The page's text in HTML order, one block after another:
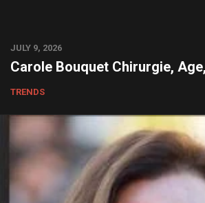
JULY 9, 2026
Carole Bouquet Chirurgie,
TRENDS